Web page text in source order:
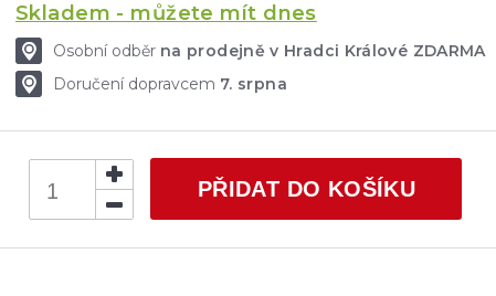
Skladem - můžete mít dnes
Osobní odběr na prodejně v Hradci Králové ZDARMA
Doručení dopravcem 7. srpna
PŘIDAT DO KOŠÍKU